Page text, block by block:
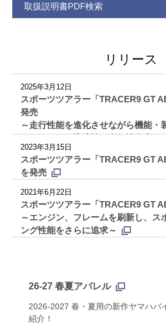
取扱説明書PDF検索
リリース
2025年3月12日
スポーツツアラー「TRACER9 GT
発売
～走行性能を進化させながら機能・
ラーとしての快適性・利便性向上～
2023年3月15日
スポーツツアラー「TRACER9 GT
を発売
2021年6月22日
スポーツツアラー「TRACER9 GT
～エンジン、フレームを刷新し、ス
ング性能をさらに追求～
26-27 春夏アパレル
2026-2027 春・夏用の新作ヤマハバ
紹介！